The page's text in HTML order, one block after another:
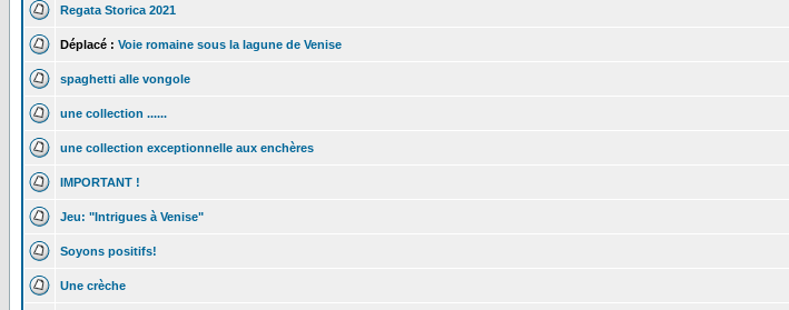
Regata Storica 2021
Déplacé : Voie romaine sous la lagune de Venise
spaghetti alle vongole
une collection ......
une collection exceptionnelle aux enchères
IMPORTANT !
Jeu: "Intrigues à Venise"
Soyons positifs!
Une crèche